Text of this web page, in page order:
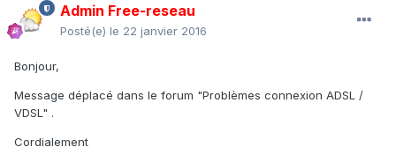
Admin Free-reseau
Posté(e) le 22 janvier 2016
Bonjour,
Message déplacé dans le forum "Problèmes connexion ADSL /
VDSL" .
Cordialement